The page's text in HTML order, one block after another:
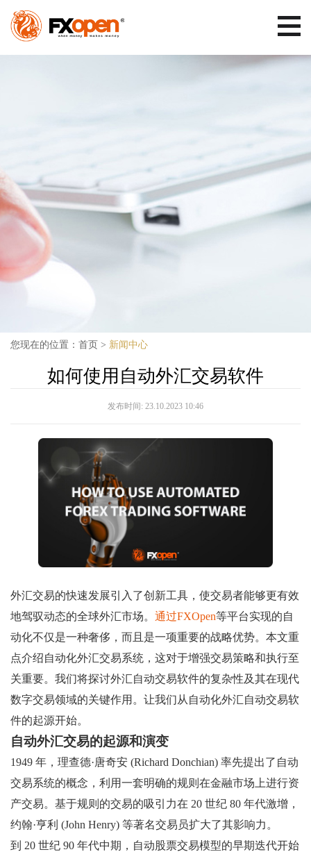
您现在的位置： 首页 > 新闻中心
如何使用自动外汇交易软件
发布时间: 23.10.2023 10:46
外汇交易的快速发展引入了创新工具，使交易者能够更有效
地驾驭动态的全球外汇市场。 通过FXOpen等平台实现的自
动化不仅是一种奢侈，而且是一项重要的战略优势。本文重
点介绍自动化外汇交易系统，这对于增强交易策略和执行至
关重要。我们将探讨外汇自动交易软件的复杂性及其在现代
数字交易领域的关键作用。让我们从自动化外汇自动交易软
件的起源开始。
自动外汇交易的起源和演变
1949 年，理查德·唐奇安 (Richard Donchian) 率先提出了自动
交易系统的概念，利用一套明确的规则在金融市场上进行资
产交易。基于规则的交易的吸引力在 20 世纪 80 年代激增，
约翰·亨利 (John Henry) 等著名交易员扩大了其影响力。
到 20 世纪 90 年代中期，自动股票交易模型的早期迭代开始